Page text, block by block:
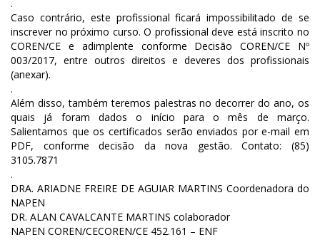
.
Caso contrário, este profissional ficará impossibilitado de se
inscrever no próximo curso. O profissional deve está inscrito no
COREN/CE e adimplente conforme Decisão COREN/CE Nº
003/2017, entre outros direitos e deveres dos profissionais
(anexar).
.
Além disso, também teremos palestras no decorrer do ano, os
quais já foram dados o início para o mês de março.
Salientamos que os certificados serão enviados por e-mail em
PDF, conforme decisão da nova gestão. Contato: (85)
3105.7871
.
DRA. ARIADNE FREIRE DE AGUIAR MARTINS Coordenadora do
NAPEN
DR. ALAN CAVALCANTE MARTINS colaborador
NAPEN COREN/CECOREN/CE 452.161 – ENF